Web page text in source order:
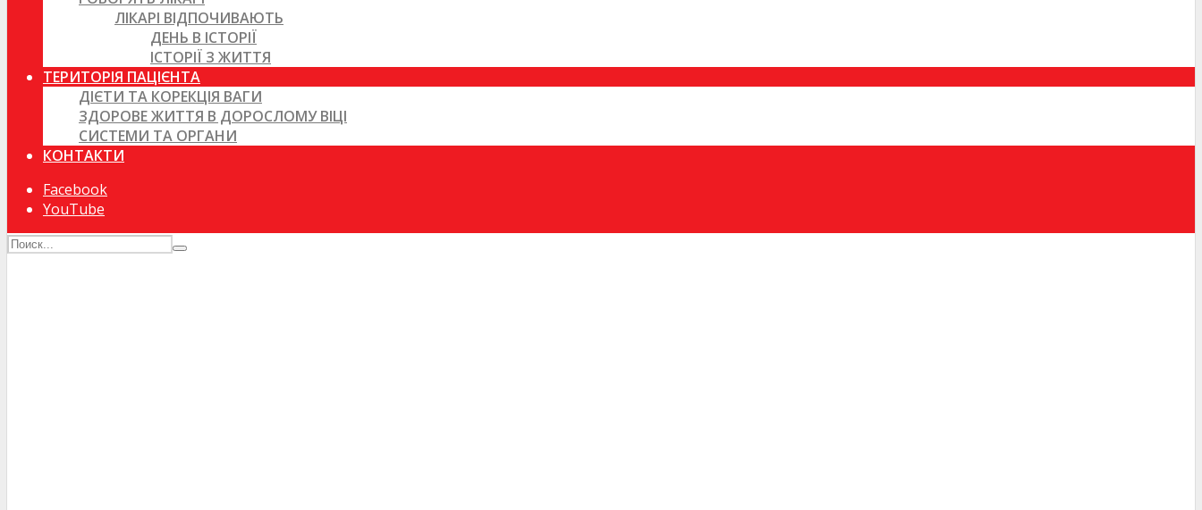
ЛІКАРІ ВІДПОЧИВАЮТЬ
ДЕНЬ В ІСТОРІЇ
ІСТОРІЇ З ЖИТТЯ
ТЕРИТОРІЯ ПАЦІЄНТА
ДІЄТИ ТА КОРЕКЦІЯ ВАГИ
ЗДОРОВЕ ЖИТТЯ В ДОРОСЛОМУ ВІЦІ
СИСТЕМИ ТА ОРГАНИ
КОНТАКТИ
Facebook
YouTube